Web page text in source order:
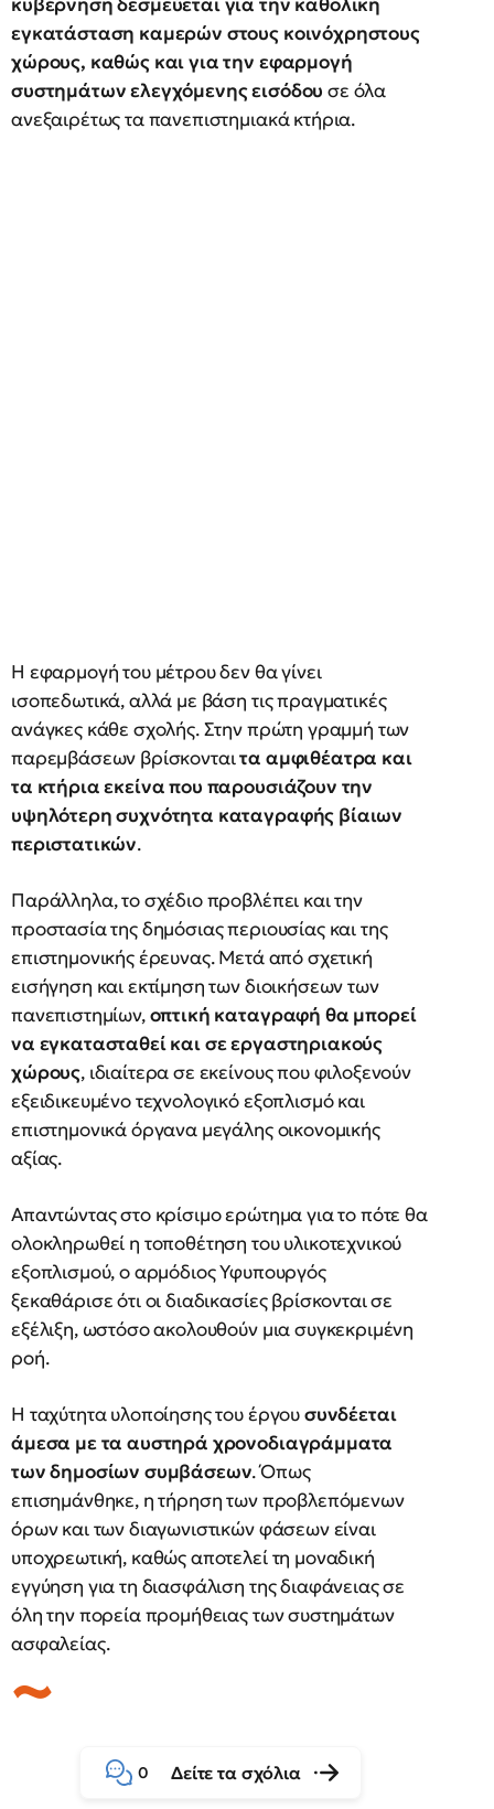
εγκατάσταση καμερών στους κοινόχρηστους
χώρους, καθώς και για την εφαρμογή
συστημάτων ελεγχόμενης εισόδου σε όλα
ανεξαιρέτως τα πανεπιστημιακά κτήρια.
Η εφαρμογή του μέτρου δεν θα γίνει
ισοπεδωτικά, αλλά με βάση τις πραγματικές
ανάγκες κάθε σχολής. Στην πρώτη γραμμή των
παρεμβάσεων βρίσκονταιτα αμφιθέατρα και
τα κτήρια εκείνα που παρουσιάζουν την
υψηλότερη συχνότητα καταγραφής βίαιων
περιστατικών.
Παράλληλα, το σχέδιο προβλέπει και την
προστασία της δημόσιας περιουσίας και της
επιστημονικής έρευνας. Μετά από σχετική
εισήγηση και εκτίμηση των διοικήσεων των
πανεπιστημίων,οπτική καταγραφή θα μπορεί
να εγκατασταθεί και σε εργαστηριακούς
χώρους, ιδιαίτερα σε εκείνους που φιλοξενούν
εξειδικευμένο τεχνολογικό εξοπλισμό και
επιστημονικά όργανα μεγάλης οικονομικής
αξίας.
Απαντώντας στο κρίσιμο ερώτημα για το πότε θα
ολοκληρωθεί η τοποθέτηση του υλικοτεχνικού
εξοπλισμού, ο αρμόδιος Υφυπουργός
ξεκαθάρισε ότι οι διαδικασίες βρίσκονται σε
εξέλιξη, ωστόσο ακολουθούν μια συγκεκριμένη
ροή.
Η ταχύτητα υλοποίησης του έργουσυνδέεται
άμεσα με τα αυστηρά χρονοδιαγράμματα
των δημοσίων συμβάσεων. Όπως
επισημάνθηκε, η τήρηση των προβλεπόμενων
όρων και των διαγωνιστικών φάσεων είναι
υποχρεωτική, καθώς αποτελεί τη μοναδική
εγγύηση για τη διασφάλιση της διαφάνειας σε
όλη την πορεία προμήθειας των συστημάτων
ασφαλείας.
0 Δείτε τα σχόλια